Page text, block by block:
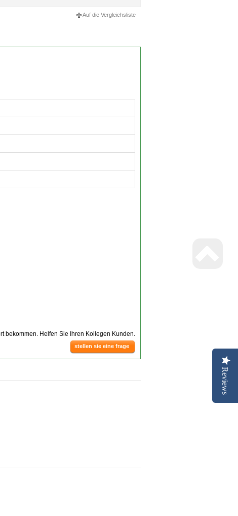
Auf die Vergleichsliste
bekommen. Helfen Sie Ihren Kollegen Kunden.
stellen sie eine frage
Reviews